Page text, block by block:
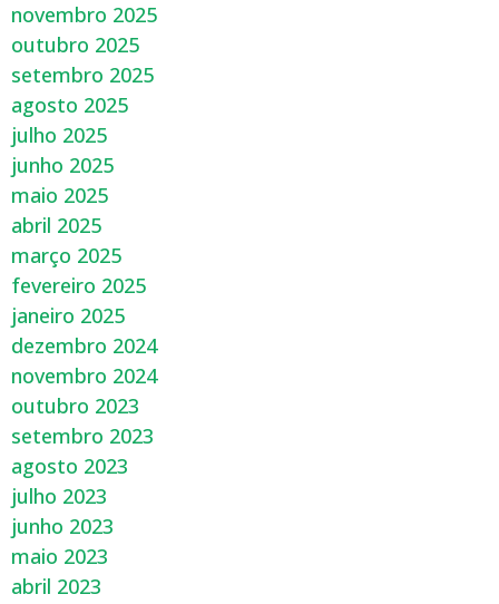
novembro 2025
outubro 2025
setembro 2025
agosto 2025
julho 2025
junho 2025
maio 2025
abril 2025
março 2025
fevereiro 2025
janeiro 2025
dezembro 2024
novembro 2024
outubro 2023
setembro 2023
agosto 2023
julho 2023
junho 2023
maio 2023
abril 2023